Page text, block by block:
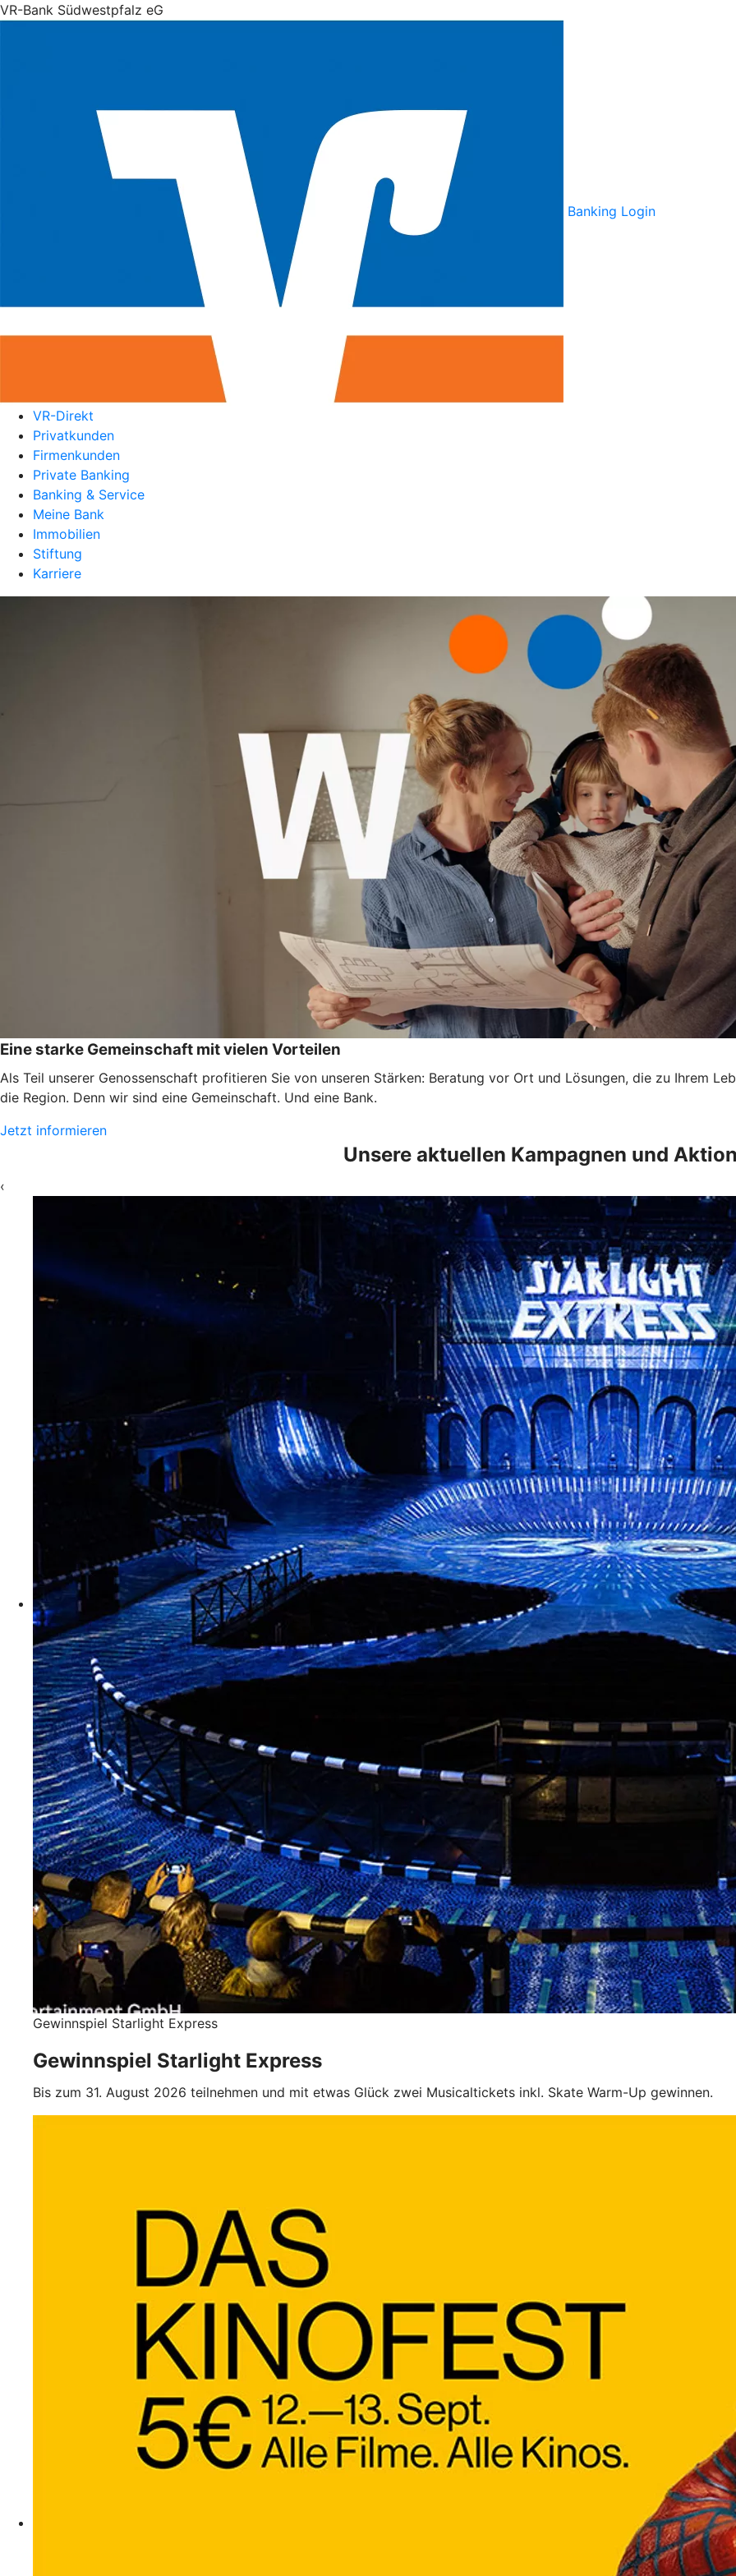
VR-Bank Südwestpfalz eG
Banking Login
VR-Direkt
Privatkunden
Firmenkunden
Private Banking
Banking & Service
Meine Bank
Immobilien
Stiftung
Karriere
Eine starke Gemeinschaft mit vielen Vorteilen
Als Teil unserer Genossenschaft profitieren Sie von unseren Stärken: Beratung vor Ort und Lösungen, die zu Ihrem
die Region. Denn wir sind eine Gemeinschaft. Und eine Bank.
Jetzt informieren
Unsere aktuellen Kampagnen und
‹
Gewinnspiel Starlight Express
Gewinnspiel Starlight Express
Bis zum 31. August 2026 teilnehmen und mit etwas Glück zwei Musicaltickets inkl. Skate Warm-Up gewinnen.